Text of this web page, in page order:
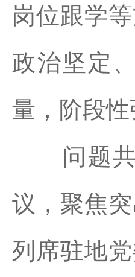
岗位跟学
政治坚定
量，阶段
问题共
议，聚焦
列席驻地